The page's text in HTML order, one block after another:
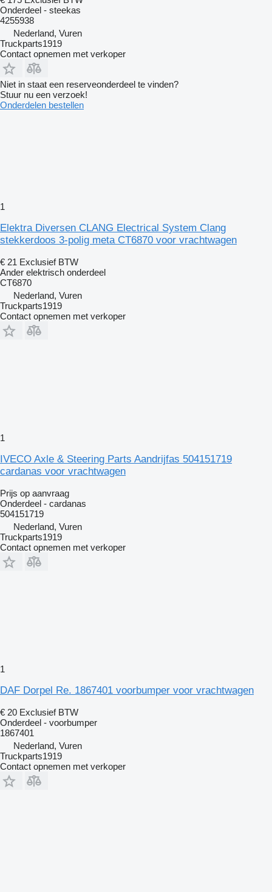
Onderdeel - steekas
4255938
Nederland, Vuren
Truckparts1919
Contact opnemen met verkoper
Niet in staat een reserveonderdeel te vinden?
Stuur nu een verzoek!
Onderdelen bestellen
1
Elektra Diversen CLANG Electrical System Clang
stekkerdoos 3-polig meta CT6870 voor vrachtwagen
€ 21 Exclusief BTW
Ander elektrisch onderdeel
CT6870
Nederland, Vuren
Truckparts1919
Contact opnemen met verkoper
1
IVECO Axle & Steering Parts Aandrijfas 504151719
cardanas voor vrachtwagen
Prijs op aanvraag
Onderdeel - cardanas
504151719
Nederland, Vuren
Truckparts1919
Contact opnemen met verkoper
1
DAF Dorpel Re. 1867401 voorbumper voor vrachtwagen
€ 20 Exclusief BTW
Onderdeel - voorbumper
1867401
Nederland, Vuren
Truckparts1919
Contact opnemen met verkoper